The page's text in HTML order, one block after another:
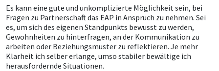
Es kann eine gute und unkomplizierte Möglichkeit sein, bei
Fragen zu Partnerschaft das EAP in Anspruch zu nehmen. Sei
es, um sich des eigenen Standpunkts bewusst zu werden,
Gewohnheiten zu hinterfragen, an der Kommunikation zu
arbeiten oder Beziehungsmuster zu reflektieren. Je mehr
Klarheit ich selber erlange, umso stabiler bewältige ich
herausfordernde Situationen.